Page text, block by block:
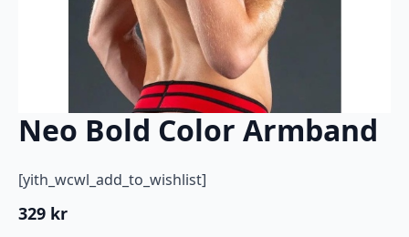
Neo Bold Color Armband
[yith_wcwl_add_to_wishlist]
329 kr